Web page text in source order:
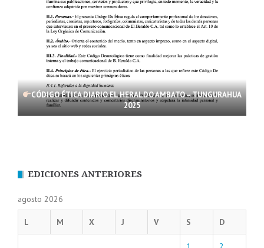
CÓDIGO ÉTICA DIARIO EL HERALDO AMBATO – TUNGURAHUA
2025
EDICIONES ANTERIORES
agosto 2026
L M X J V S D